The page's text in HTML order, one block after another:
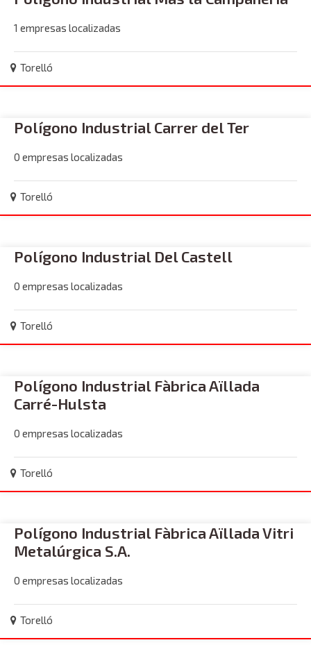
1 empresas localizadas
Torelló
Polígono Industrial Carrer del Ter
0 empresas localizadas
Torelló
Polígono Industrial Del Castell
0 empresas localizadas
Torelló
Polígono Industrial Fàbrica Aïllada
Carré-Hulsta
0 empresas localizadas
Torelló
Polígono Industrial Fàbrica Aïllada Vitri
Metalúrgica S.A.
0 empresas localizadas
Torelló